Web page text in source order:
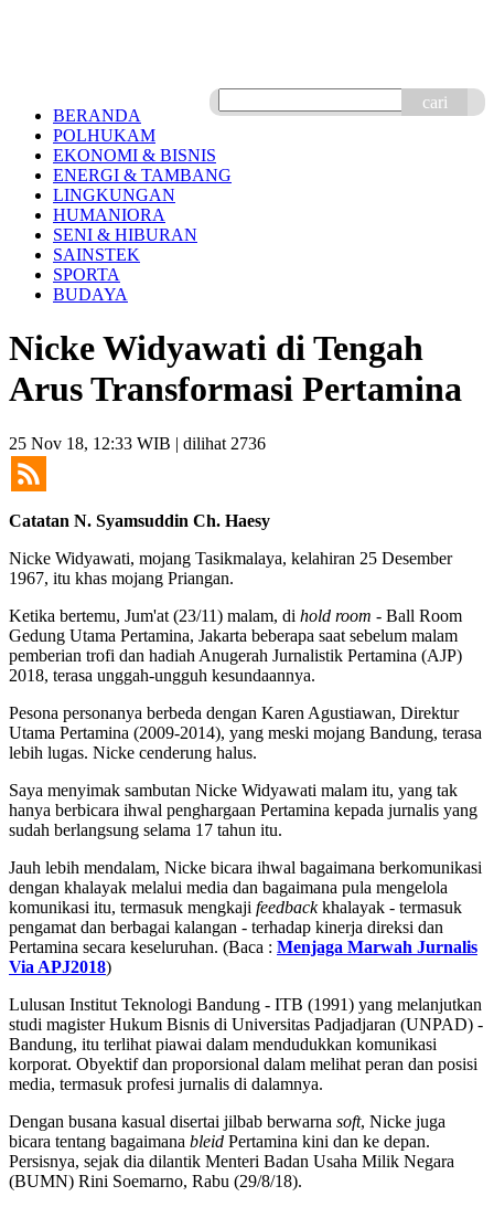
cari
BERANDA
POLHUKAM
EKONOMI & BISNIS
ENERGI & TAMBANG
LINGKUNGAN
HUMANIORA
SENI & HIBURAN
SAINSTEK
SPORTA
BUDAYA
Nicke Widyawati di Tengah
Arus Transformasi Pertamina
25 Nov 18, 12:33 WIB | dilihat 2736
Catatan N. Syamsuddin Ch. Haesy
Nicke Widyawati, mojang Tasikmalaya, kelahiran 25 Desember
1967, itu khas mojang Priangan.
Ketika bertemu, Jum'at (23/11) malam, di hold room - Ball Room
Gedung Utama Pertamina, Jakarta beberapa saat sebelum malam
pemberian trofi dan hadiah Anugerah Jurnalistik Pertamina (AJP)
2018, terasa unggah-ungguh kesundaannya.
Pesona personanya berbeda dengan Karen Agustiawan, Direktur
Utama Pertamina (2009-2014), yang meski mojang Bandung, terasa
lebih lugas. Nicke cenderung halus.
Saya menyimak sambutan Nicke Widyawati malam itu, yang tak
hanya berbicara ihwal penghargaan Pertamina kepada jurnalis yang
sudah berlangsung selama 17 tahun itu.
Jauh lebih mendalam, Nicke bicara ihwal bagaimana berkomunikasi
dengan khalayak melalui media dan bagaimana pula mengelola
komunikasi itu, termasuk mengkaji feedbackkhalayak - termasuk
pengamat dan berbagai kalangan - terhadap kinerja direksi dan
Pertamina secara keseluruhan. (Baca : Menjaga Marwah Jurnalis
Via APJ2018)
Lulusan Institut Teknologi Bandung - ITB (1991) yang melanjutkan
studi magister Hukum Bisnis di Universitas Padjadjaran (UNPAD) -
Bandung, itu terlihat piawai dalam mendudukkan komunikasi
korporat. Obyektif dan proporsional dalam melihat peran dan posisi
media, termasuk profesi jurnalis di dalamnya.
Dengan busana kasual disertai jilbab berwarna soft, Nicke juga
bicara tentang bagaimana bleid Pertamina kini dan ke depan.
Persisnya, sejak dia dilantik Menteri Badan Usaha Milik Negara
(BUMN) Rini Soemarno, Rabu (29/8/18).